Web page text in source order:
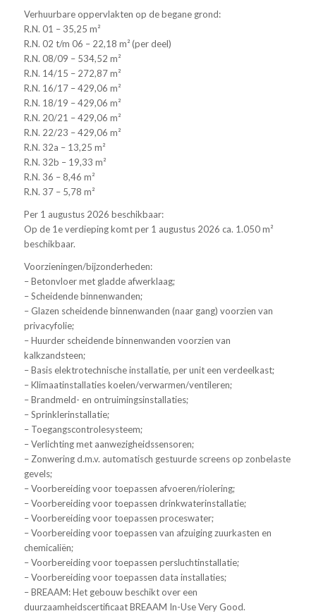
Verhuurbare oppervlakten op de begane grond:
R.N. 01 – 35,25 m²
R.N. 02 t/m 06 – 22,18 m² (per deel)
R.N. 08/09 – 534,52 m²
R.N. 14/15 – 272,87 m²
R.N. 16/17 – 429,06 m²
R.N. 18/19 – 429,06 m²
R.N. 20/21 – 429,06 m²
R.N. 22/23 – 429,06 m²
R.N. 32a – 13,25 m²
R.N. 32b – 19,33 m²
R.N. 36 – 8,46 m²
R.N. 37 – 5,78 m²
Per 1 augustus 2026 beschikbaar:
Op de 1e verdieping komt per 1 augustus 2026 ca. 1.050 m²
beschikbaar.
Voorzieningen/bijzonderheden:
– Betonvloer met gladde afwerklaag;
– Scheidende binnenwanden;
– Glazen scheidende binnenwanden (naar gang) voorzien van
privacyfolie;
– Huurder scheidende binnenwanden voorzien van
kalkzandsteen;
– Basis elektrotechnische installatie, per unit een verdeelkast;
– Klimaatinstallaties koelen/verwarmen/ventileren;
– Brandmeld- en ontruimingsinstallaties;
– Sprinklerinstallatie;
– Toegangscontrolesysteem;
– Verlichting met aanwezigheidssensoren;
– Zonwering d.m.v. automatisch gestuurde screens op zonbelaste
gevels;
– Voorbereiding voor toepassen afvoeren/riolering;
– Voorbereiding voor toepassen drinkwaterinstallatie;
– Voorbereiding voor toepassen proceswater;
– Voorbereiding voor toepassen van afzuiging zuurkasten en
chemicaliën;
– Voorbereiding voor toepassen persluchtinstallatie;
– Voorbereiding voor toepassen data installaties;
– BREAAM: Het gebouw beschikt over een
duurzaamheidscertificaat BREAAM In-Use Very Good.